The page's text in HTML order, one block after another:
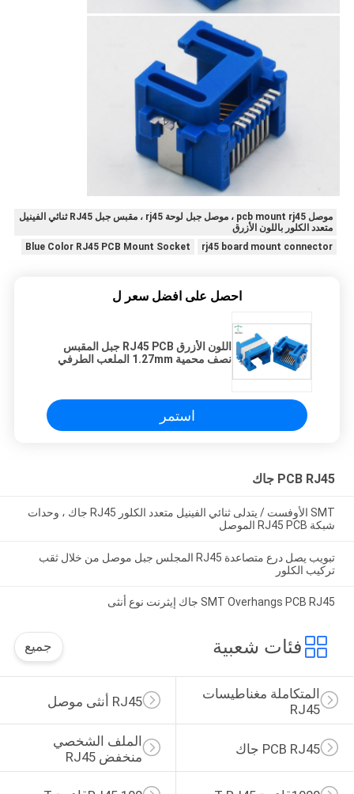
موصل pcb mount rj45 ، موصل جبل لوحة rj45 ، مقبس جبل RJ45 ثنائي الفينيل
متعدد الكلور باللون الأزرق
rj45 board mount connector
Blue Color RJ45 PCB Mount Socket
احصل على افضل سعر ل
اللون الأزرق RJ45 PCB جبل المقبس
نصف محمية 1.27mm الملعب الطرفي
استمر
PCB RJ45 جاك
SMT الأوفست / يتدلى ثنائي الفينيل متعدد الكلور RJ45 جاك ، وحدات
شبكة RJ45 PCB الموصل
تبويب يصل درع متصاعدة RJ45 المجلس جبل موصل من خلال ثقب
تركيب الكلور
SMT Overhangs PCB RJ45 جاك إيثرنت نوع أنثى
فئات شعبية جميع
RJ45 أنثى موصل
المتكاملة مغناطيسات
RJ45
الملف الشخصي
منخفض RJ45
PCB RJ45 جاك